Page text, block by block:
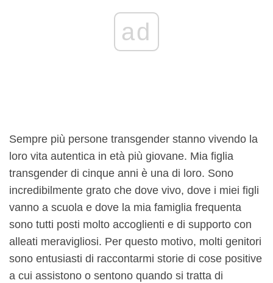
ad
Sempre più persone transgender stanno vivendo la
loro vita autentica in età più giovane. Mia figlia
transgender di cinque anni è una di loro. Sono
incredibilmente grato che dove vivo, dove i miei figli
vanno a scuola e dove la mia famiglia frequenta
sono tutti posti molto accoglienti e di supporto con
alleati meravigliosi. Per questo motivo, molti genitori
sono entusiasti di raccontarmi storie di cose positive
a cui assistono o sentono quando si tratta di